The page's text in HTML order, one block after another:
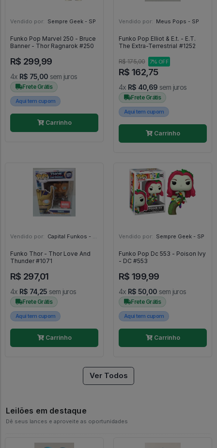
Vendido por: Sempre Geek - SP
Funko Pop Marvel 250 - Bruce
Banner - Thor Ragnarok #250
R$ 299,99
4x R$ 75,00 sem juros
Frete Grátis
Aqui tem cupom
Carrinho
Vendido por: Meus Pops - SP
Funko Pop Elliot & E.t. - E.T.
The Extra-Terrestrial #1252
R$ 175,00 7% OFF
R$ 162,75
4x R$ 40,69 sem juros
Frete Grátis
Aqui tem cupom
Carrinho
Vendido por: Capital Funkos - DF
Funko Thor - Thor Love And
Thunder #1071
R$ 297,01
4x R$ 74,25 sem juros
Frete Grátis
Aqui tem cupom
Carrinho
Vendido por: Sempre Geek - SP
Funko Pop Dc 553 - Poison Ivy
- DC #553
R$ 199,99
4x R$ 50,00 sem juros
Frete Grátis
Aqui tem cupom
Carrinho
Ver Todos
Leilões em destaque
Dê seus lances e aproveite as oportunidades